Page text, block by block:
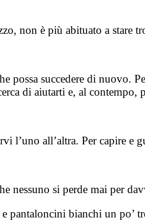
non è più abituato a
succedere di nuovo.
di aiutarti e, al contempo,
l’uno all’altra. Per capire e
nessuno si perde mai per
pantaloncini bianchi un po’